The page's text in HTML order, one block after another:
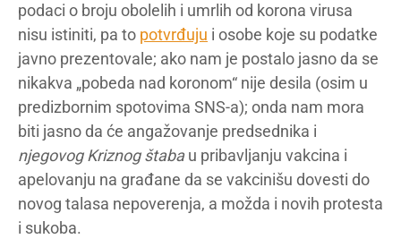
podaci o broju obolelih i umrlih od korona virusa
nisu istiniti, pa to potvrđuju i osobe koje su podatke
javno prezentovale; ako nam je postalo jasno da se
nikakva „pobeda nad koronom“ nije desila (osim u
predizbornim spotovima SNS-a); onda nam mora
biti jasno da će angažovanje predsednika i
njegovog Kriznog štabau pribavljanju vakcina i
apelovanju na građane da se vakcinišu dovesti do
novog talasa nepoverenja, a možda i novih protesta
i sukoba.